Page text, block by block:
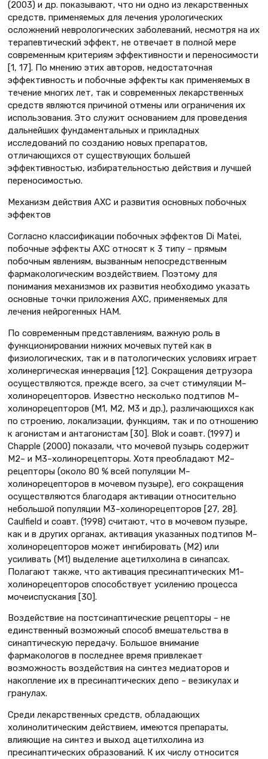
(2003) и др. показывают, что ни одно из лекарственных
средств, применяемых для лечения урологических
осложнений неврологических заболеваний, несмотря на их
терапевтический эффект, не отвечает в полной мере
современным критериям эффективности и переносимости
[1, 17]. По мнению этих авторов, недостаточная
эффективность и побочные эффекты как применяемых в
течение многих лет, так и современных лекарственных
средств являются причиной отмены или ограничения их
использования. Это служит основанием для проведения
дальнейших фундаментальных и прикладных
исследований по созданию новых препаратов,
отличающихся от существующих большей
эффективностью, избирательностью действия и лучшей
переносимостью.
Механизм действия АХС и развития основных побочных
эффектов
Согласно классификации побочных эффектов Di Matei,
побочные эффекты АХС относят к 3 типу – прямым
побочным явлениям, вызванным непосредственным
фармакологическим воздействием. Поэтому для
понимания механизмов их развития необходимо указать
основные точки приложения АХС, применяемых для
лечения нейрогенных НАМ.
По современным представлениям, важную роль в
функционировании нижних мочевых путей как в
физиологических, так и в патологических условиях играет
холинергическая иннервация [12]. Сокращения детрузора
осуществляются, прежде всего, за счет стимуляции М–
холинорецепторов. Известно несколько подтипов М–
холинорецепторов (М1, М2, М3 и др.), различающихся как
по строению, локализации, функциям, так и по отношению
к агонистам и антагонистам [30]. Blok и соавт. (1997) и
Chapple (2000) показали, что мочевой пузырь содержит
М2– и М3–холинорецепторы. Хотя преобладают М2–
рецепторы (около 80 % всей популяции М–
холинорецепторов в мочевом пузыре), его сокращения
осуществляются благодаря активации относительно
небольшой популяции М3–холинорецепторов [27, 28].
Сaulfield и соавт. (1998) считают, что в мочевом пузыре,
как и в других органах, активация указанных подтипов М–
холинорецепторов может ингибировать (М2) или
усиливать (М1) выделение ацетилхолина в синапсах.
Полагают также, что активация пресинаптических М1–
холинорецепторов способствует усилению процесса
мочеиспускания [30].
Воздействие на постсинаптические рецепторы – не
единственный возможный способ вмешательства в
синаптическую передачу. Большое внимание
фармакологов в последнее время привлекает
возможность воздействия на синтез медиаторов и
накопление их в пресинаптических депо – везикулах и
гранулах.
Среди лекарственных средств, обладающих
холинолитическим действием, имеются препараты,
влияющие на синтез и выход ацетилхолина из
пресинаптических образований. К их числу относится